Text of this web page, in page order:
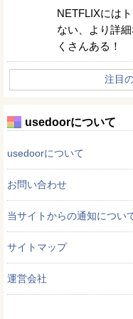
NETFLIXには
ない、より詳
くさんある！
注目
usedoorについて
usedoorについて
お問い合わせ
当サイトからの通知につい
サイトマップ
運営会社